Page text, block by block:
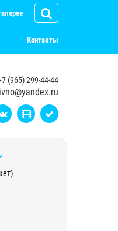
Контакты
(965) 299-44-44